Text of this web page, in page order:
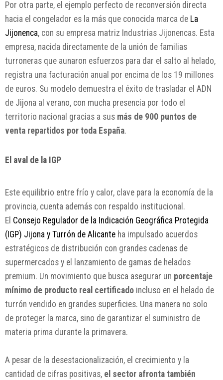
Por otra parte, el ejemplo perfecto de reconversión directa
hacia el congelador es la más que conocida marca de La
Jijonenca, con su empresa matriz Industrias Jijonencas. Esta
empresa, nacida directamente de la unión de familias
turroneras que aunaron esfuerzos para dar el salto al helado,
registra una facturación anual por encima de los 19 millones
de euros. Su modelo demuestra el éxito de trasladar el ADN
de Jijona al verano, con mucha presencia por todo el
territorio nacional gracias a sus más de 900 puntos de
venta repartidos por toda España.
El aval de la IGP
Este equilibrio entre frío y calor, clave para la economía de la
provincia, cuenta además con respaldo institucional.
El Consejo Regulador de la Indicación Geográfica Protegida
(IGP) Jijona y Turrón de Alicante ha impulsado acuerdos
estratégicos de distribución con grandes cadenas de
supermercados y el lanzamiento de gamas de helados
premium. Un movimiento que busca asegurar un porcentaje
mínimo de producto real certificado incluso en el helado de
turrón vendido en grandes superficies. Una manera no solo
de proteger la marca, sino de garantizar el suministro de
materia prima durante la primavera.
A pesar de la desestacionalización, el crecimiento y la
cantidad de cifras positivas, el sector afronta también